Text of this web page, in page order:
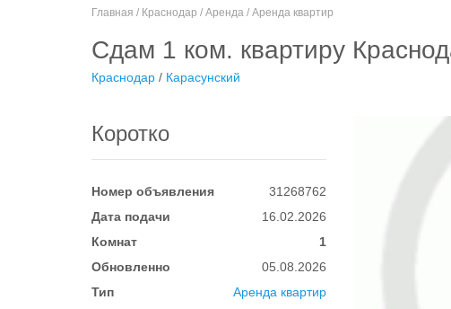
Главная / Краснодар / Аренда / Аренда квартир
Сдам 1 ком. квартиру
Краснодар / Карасунский
Коротко
Номер объявления
31268762
Дата подачи
16.02.2026
Комнат
1
Обновленно
05.08.2026
Тип
Аренда квартир